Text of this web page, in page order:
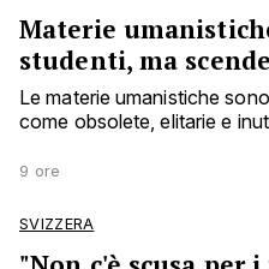
Materie
studenti, ma
Le materie umanistiche
come obsolete, elitarie e
9 ore
SVIZZERA